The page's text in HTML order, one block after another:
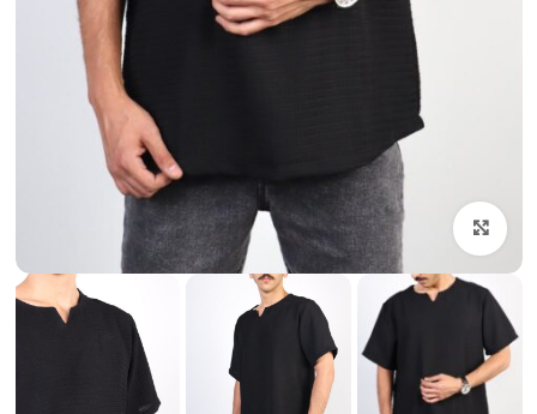
بزرگنمایی تصویر